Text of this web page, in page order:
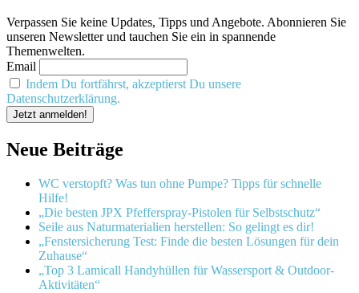
Verpassen Sie keine Updates, Tipps und Angebote. Abonnieren Sie
unseren Newsletter und tauchen Sie ein in spannende
Themenwelten.
Email
Indem Du fortfährst, akzeptierst Du unsere
Datenschutzerklärung.
Neue Beiträge
WC verstopft? Was tun ohne Pumpe? Tipps für schnelle
Hilfe!
„Die besten JPX Pfefferspray-Pistolen für Selbstschutz“
Seile aus Naturmaterialien herstellen: So gelingt es dir!
„Fenstersicherung Test: Finde die besten Lösungen für dein
Zuhause“
„Top 3 Lamicall Handyhüllen für Wassersport & Outdoor-
Aktivitäten“